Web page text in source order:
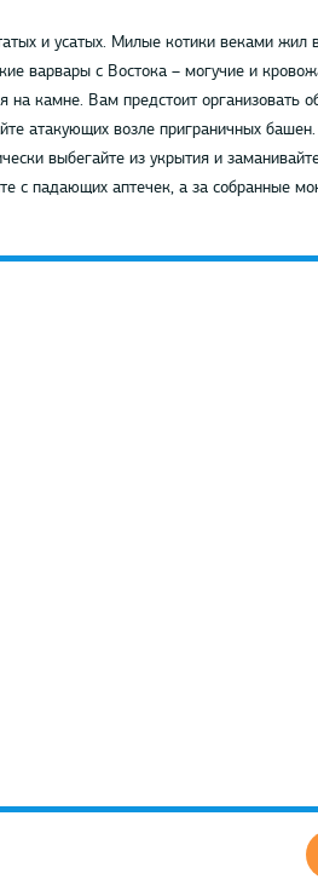
и усатых. Милые котики веками жил
варвары с Востока – могучие и
на камне. Вам предстоит организовать
атакующих возле приграничных
выбегайте из укрытия и
с падающих аптечек, а за собранные